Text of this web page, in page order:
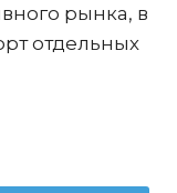
рынка, в
отдельных